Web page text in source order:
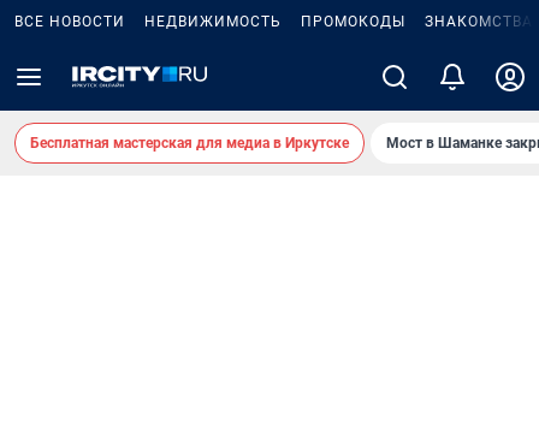
ВСЕ НОВОСТИ НЕДВИЖИМОСТЬ ПРОМОКОДЫ ЗНАКОМСТВА
Бесплатная мастерская для медиа в Иркутске Мост в Шаманке